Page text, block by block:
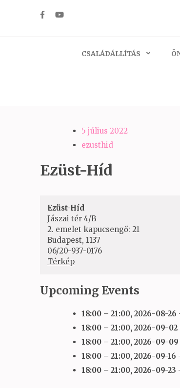
CSALÁDÁLLÍTÁS
5 július 2022
ezusthid
Ezüst-Híd
Ezüst-Híd
Jászai tér 4/B
2. emelet kapucsengő: 21
Budapest, 1137
06/20-937-0176
TérképEzüst-
Upcoming Events
18:00 – 21:00, 2026-08-26
18:00 – 21:00, 2026-09-02
18:00 – 21:00, 2026-09-09
18:00 – 21:00, 2026-09-16
18:00 – 21:00, 2026-09-23